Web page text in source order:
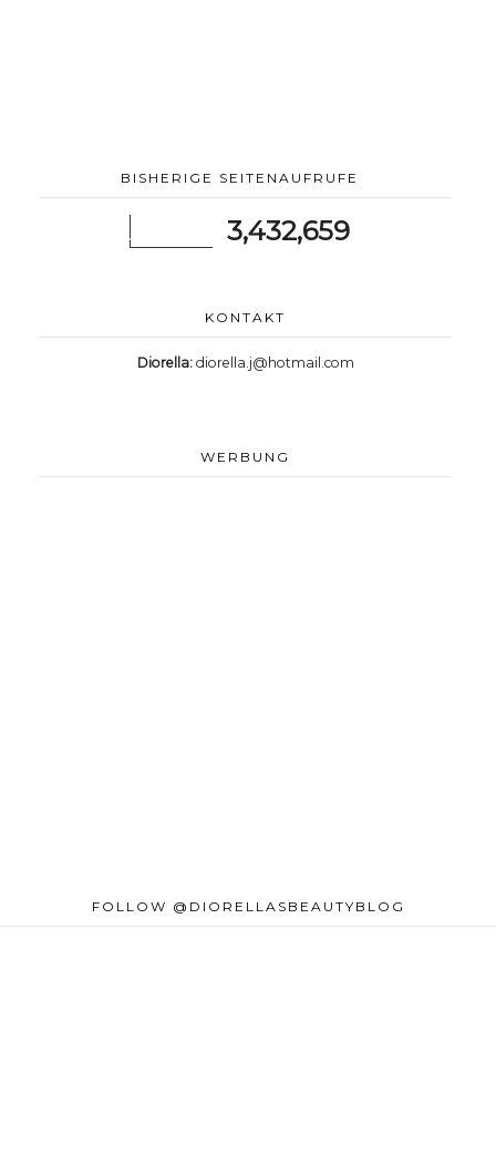
BISHERIGE SEITENAUFRUFE
3,432,659
KONTAKT
Diorella: diorella.j@hotmail.com
WERBUNG
FOLLOW @DIORELLASBEAUTYBLOG